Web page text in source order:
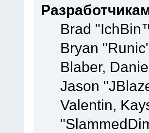
Brad
Bryan
Blaber,
Jason
Valentin,